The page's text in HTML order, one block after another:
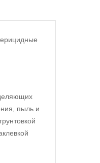
пыль и